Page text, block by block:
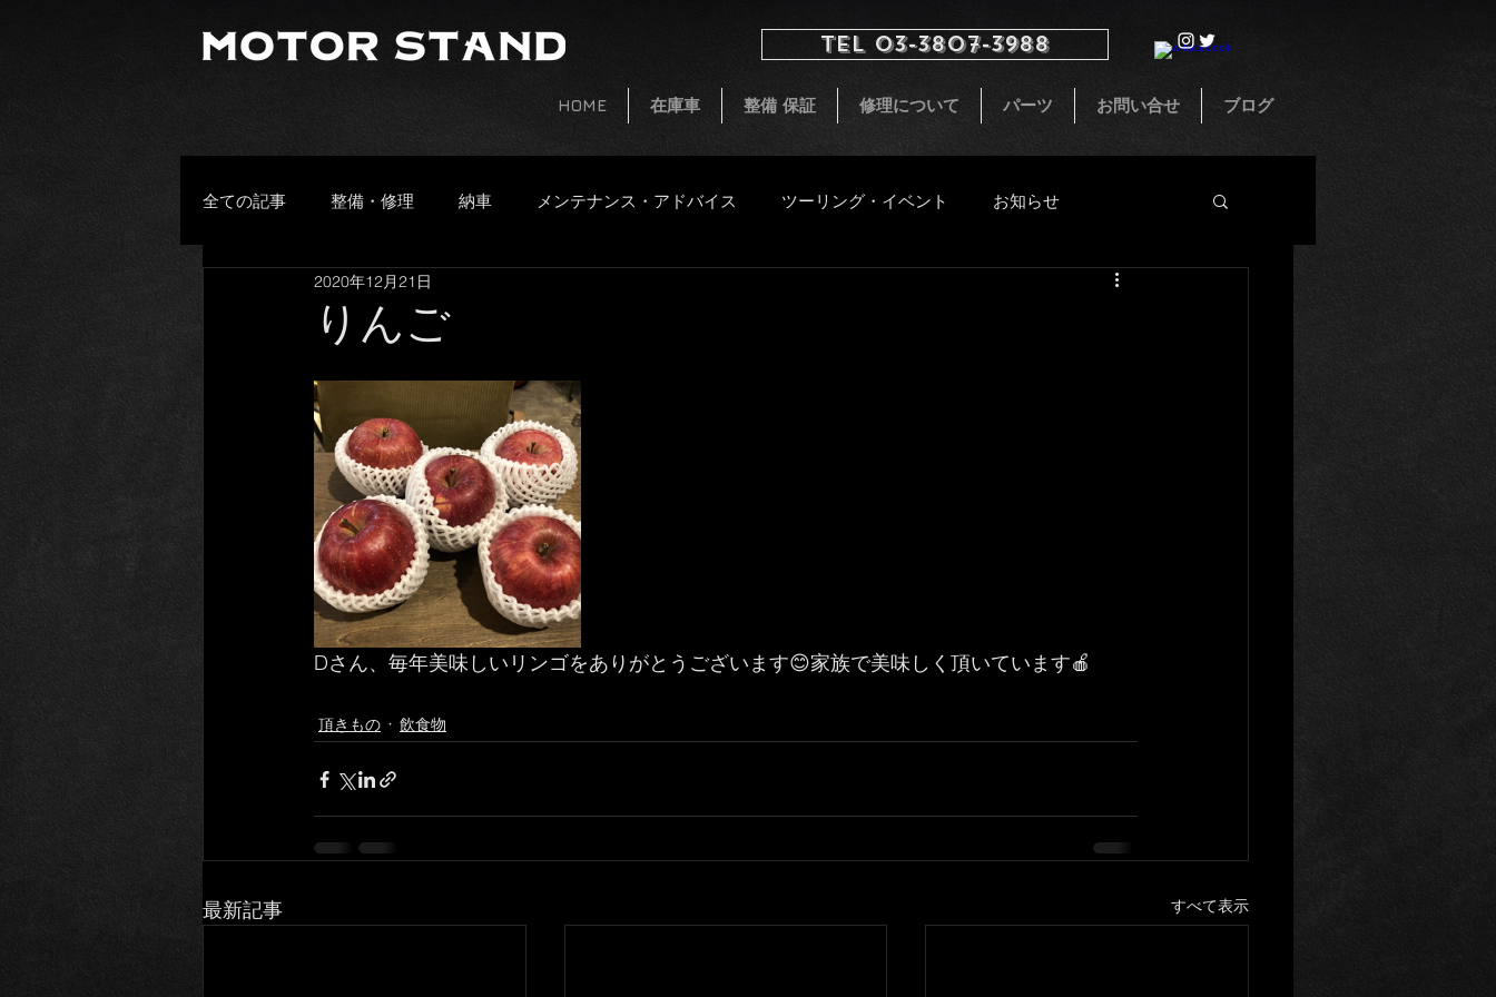
TEL 03-3807-3988
HOME 在庫車 整備 保証 修理について パーツ お問い合せ ブログ
全ての記事 整備・修理 納車 メンテナンス・アドバイス ツーリング・イベント お知らせ
プライベート その他
お客様の愛車 ファッション
りんご
2020年12月21日
Dさん、毎年美味しいリンゴをありがとうございます😊家族で美味しく頂いています🍎
頂きもの 飲食物
最新記事 すべて表示